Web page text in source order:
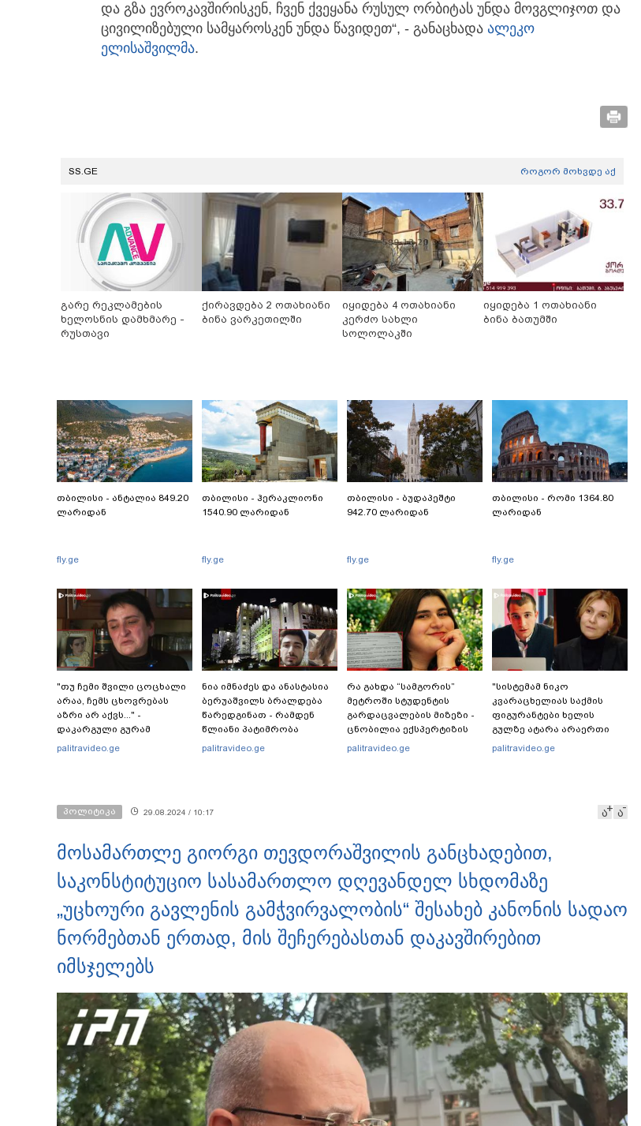
და გზა ევროკავშირისკენ, ჩვენ ქვეყანა რუსულ ორბიტას უნდა მოვგლიჯოთ და
ცივილიზებული სამყაროსკენ უნდა წავიდეთ“, - განაცხადა ალეკო
ელისაშვილმა.
SS.GE როგორ მოხვდე აქ
გარე რეკლამების
ხელოსნის დამხმარე -
რუსთავი
ქირავდება 2 ოთახიანი
ბინა ვარკეთილში
იყიდება 4 ოთახიანი
კერძო სახლი
სოლოლაკში
იყიდება 1 ოთახიანი
ბინა ბათუმში
თბილისი - ანტალია 849.20
ლარიდან
fly.ge
თბილისი - ჰერაკლიონი
1540.90 ლარიდან
fly.ge
თბილისი - ბუდაპეშტი
942.70 ლარიდან
fly.ge
თბილისი - რომი 1364.80
ლარიდან
fly.ge
"თუ ჩემი შვილი ცოცხალი
არაა, ჩემს ცხოვრებას
აზრი არ აქვს..." -
დაკარგული გურამ
დადიანიძის დედის
palitravideo.ge
ნია იმნაძეს და ანასტასია
ბერუაშვილს ბრალდება
წარედგინათ - რამდენ
წლიანი პატიმრობა
ემუქრებათ
palitravideo.ge
რა გახდა “სამგორის”
მეტროში სტუდენტის
გარდაცვალების მიზეზი -
ცნობილია ექსპერტიზის
პასუხი
palitravideo.ge
"სისტემამ ნიკო
კვარაცხელიას საქმის
ფიგურანტები ხელის
გულზე ატარა არაერთი
წელი! ხომ არ იცით
palitravideo.ge
პოლიტიკა 29.08.2024 / 10:17 ა ა
მოსამართლე გიორგი თევდორაშვილის განცხადებით,
საკონსტიტუციო სასამართლო დღევანდელ სხდომაზე
„უცხოური გავლენის გამჭვირვალობის“ შესახებ კანონის სადაო
ნორმებთან ერთად, მის შეჩერებასთან დაკავშირებით
იმსჯელებს